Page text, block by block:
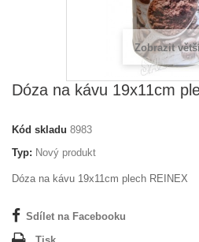
Zobrazit
Dóza na kávu 19x11cm
Kód skladu 8983
Typ: Nový produkt
Dóza na kávu 19x11cm plech REINEX
Sdílet na Facebooku